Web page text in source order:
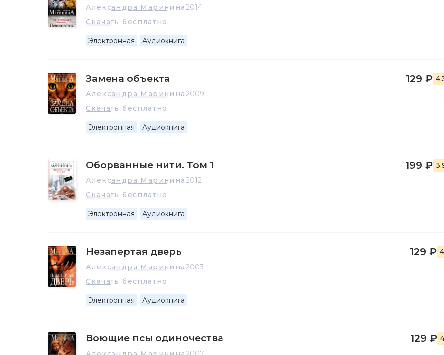
Александра Маринина2014
Скачать бесплатно
Электронная Аудиокнига
Замена объекта
Александра Маринина2009
Скачать бесплатно
Электронная Аудиокнига
129 ₽
Оборванные нити. Том 1
Александра Маринина2012
Скачать бесплатно
Электронная Аудиокнига
199 ₽
Незапертая дверь
Александра Маринина2003
Скачать бесплатно
Электронная Аудиокнига
129 ₽
Воющие псы одиночества 129 ₽